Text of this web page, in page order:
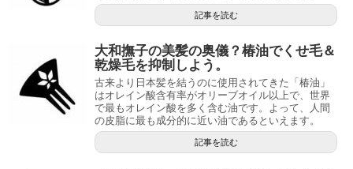
記事を読む
大和撫子の美髪の奥儀？椿油でくせ毛＆
乾燥毛を抑制しよう。
古来より日本髪を結うのに使用されてきた「椿油」
はオレイン酸含有率がオリーブオイル以上で、世界
で最もオレイン酸を多く含む油です。よって、人間
の皮脂に最も成分的に近い油であるといえます。
記事を読む